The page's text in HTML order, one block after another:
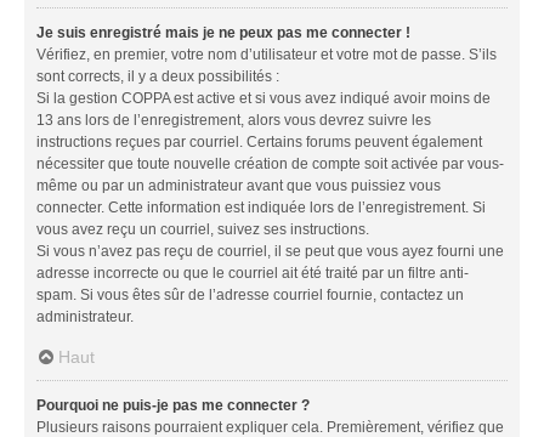
Je suis enregistré mais je ne peux pas me connecter !
Vérifiez, en premier, votre nom d’utilisateur et votre mot de passe. S’ils
sont corrects, il y a deux possibilités :
Si la gestion COPPA est active et si vous avez indiqué avoir moins de
13 ans lors de l’enregistrement, alors vous devrez suivre les
instructions reçues par courriel. Certains forums peuvent également
nécessiter que toute nouvelle création de compte soit activée par vous-
même ou par un administrateur avant que vous puissiez vous
connecter. Cette information est indiquée lors de l’enregistrement. Si
vous avez reçu un courriel, suivez ses instructions.
Si vous n’avez pas reçu de courriel, il se peut que vous ayez fourni une
adresse incorrecte ou que le courriel ait été traité par un filtre anti-
spam. Si vous êtes sûr de l’adresse courriel fournie, contactez un
administrateur.
Haut
Pourquoi ne puis-je pas me connecter ?
Plusieurs raisons pourraient expliquer cela. Premièrement, vérifiez que